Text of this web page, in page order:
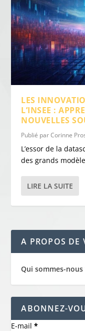
LES
L’INSEE :
NOUVELLES
Publié parCorinne
L’essor de la
des grands
LIRE LA SUITE
A PROPOS DE
Qui sommes-nous
ABONNEZ-
E-mail*